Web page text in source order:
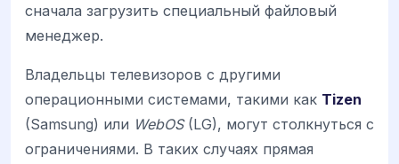
сначала загрузить специальный файловый
менеджер.
Владельцы телевизоров с другими
операционными системами, такими как Tizen
(Samsung) или WebOS(LG), могут столкнуться с
ограничениями. В таких случаях прямая